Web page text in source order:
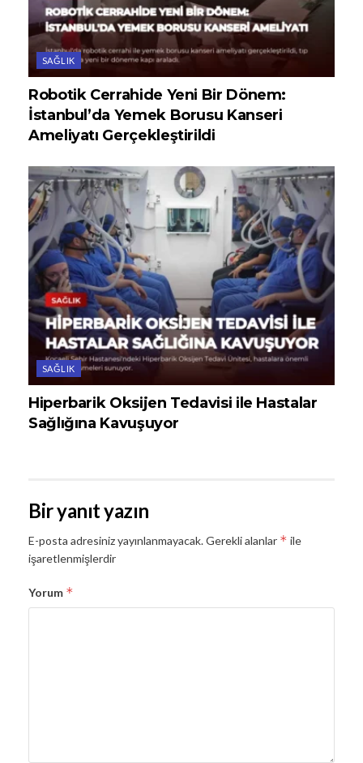
SAĞLIK
Robotik Cerrahide Yeni Bir Dönem:
İstanbul’da Yemek Borusu Kanseri
Ameliyatı Gerçekleştirildi
SAĞLIK
Hiperbarik Oksijen Tedavisi ile Hastalar
Sağlığına Kavuşuyor
Bir yanıt yazın
E-posta adresiniz yayınlanmayacak.Gerekli alanlar * ile
işaretlenmişlerdir
Yorum *